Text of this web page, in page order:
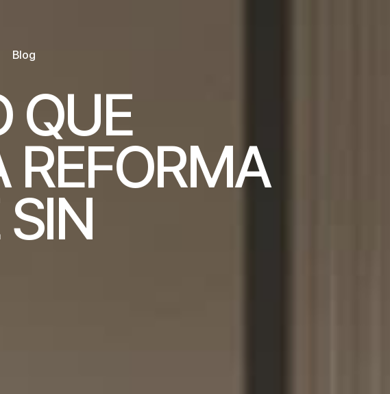
Blog
QUE
REFORMA
SIN